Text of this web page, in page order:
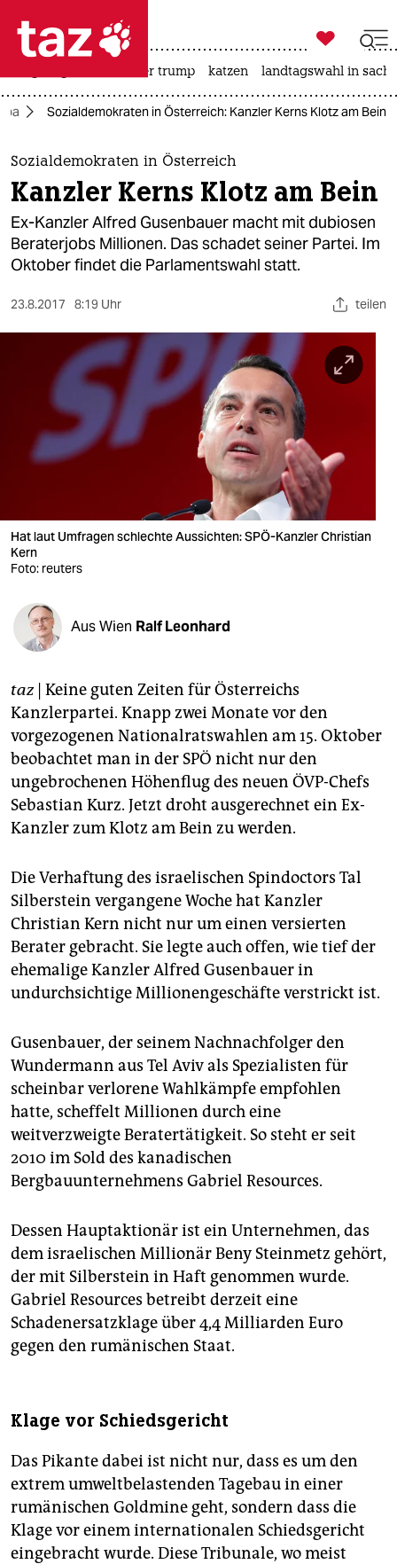
 taz zahl ich
taz zahl ich
themen
politik
öko
berlin
nord
verlag
verlag
shop
fragen & hilfe
unterstützen
abo
genossenschaft
epaper login

taz zahl ich
usa unter trump katzen landtagswahl in
Sozialdemokraten in Österreich: Kanzler Kerns Klotz am Bein
Sozialdemokraten in Österreich
Kanzler Kerns Klotz am Bein
Ex-Kanzler Alfred Gusenbauer macht mit dubiosen
Beraterjobs Millionen. Das schadet seiner Partei. Im
Oktober findet die Parlamentswahl statt.
23.8.2017 8:19 Uhr teilen
Hat laut Umfragen schlechte Aussichten: SPÖ-Kanzler Christian
Kern
Foto: reuters
Aus Wien Ralf Leonhard
taz| Keine guten Zeiten für Österreichs
Kanzlerpartei. Knapp zwei Monate vor den
vorgezogenen Nationalratswahlen am 15. Oktober
beobachtet man in der SPÖ nicht nur den
ungebrochenen Höhenflug des neuen ÖVP-Chefs
Sebastian Kurz. Jetzt droht ausgerechnet ein Ex-
Kanzler zum Klotz am Bein zu werden.
Die Verhaftung des israelischen Spindoctors Tal
Silberstein vergangene Woche hat Kanzler
Christian Kern nicht nur um einen versierten
Berater gebracht. Sie legte auch offen, wie tief der
ehemalige Kanzler Alfred Gusenbauer in
undurchsichtige Millionengeschäfte verstrickt ist.
Gusenbauer, der seinem Nachnachfolger den
Wundermann aus Tel Aviv als Spezialisten für
scheinbar verlorene Wahlkämpfe empfohlen
hatte, scheffelt Millionen durch eine
weitverzweigte Beratertätigkeit. So steht er seit
2010 im Sold des kanadischen
Bergbauunternehmens Gabriel Resources.
Dessen Hauptaktionär ist ein Unternehmen, das
dem israelischen Millionär Beny Steinmetz gehört,
der mit Silberstein in Haft genommen wurde.
Gabriel Resources betreibt derzeit eine
Schadenersatzklage über 4,4 Milliarden Euro
gegen den rumänischen Staat.
Klage vor Schiedsgericht
Das Pikante dabei ist nicht nur, dass es um den
extrem umweltbelastenden Tagebau in einer
rumänischen Goldmine geht, sondern dass die
Klage vor einem internationalen Schiedsgericht
eingebracht wurde. Diese Tribunale, wo meist